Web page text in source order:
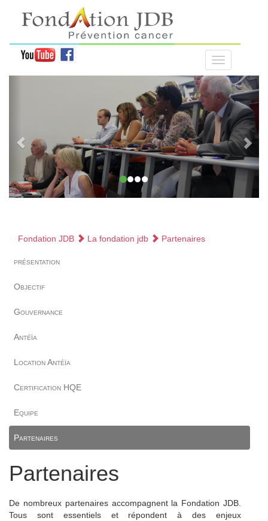
Fondation JDB La fondation jdb Partenaires
présentation
Objectif
Gouvernance
Antéïa
Location Antéïa
Certification HQE
Equipe
Partenaires
Partenaires
De nombreux partenaires accompagnent la Fondation JDB.
Tous sont essentiels et répondent à des enjeux